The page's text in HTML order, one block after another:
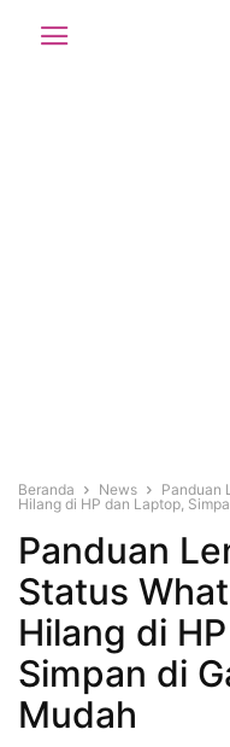
Beranda News
Panduan
Hilang di HP dan Laptop,
Panduan
Status
Hilang di
Simpan di
Mudah